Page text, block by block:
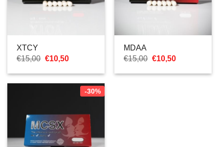
XTCY
€15,00 Il
originale
era:
€10,50Il
attuale
è:
€10,50.
MDAA
€15,00 Il
originale
€10,50Il
attuale
-30%